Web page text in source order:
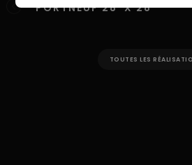
PORTNEUF 28′ X 28′
TOUTES LES